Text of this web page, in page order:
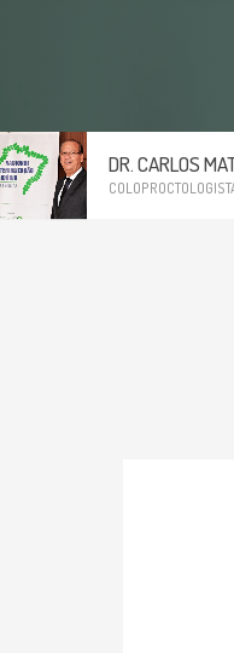
DR. CARLOS